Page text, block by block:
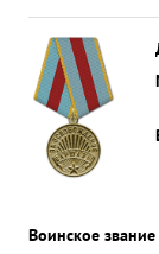
Воинское звание